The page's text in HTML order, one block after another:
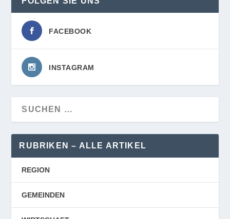
FACEBOOK
INSTAGRAM
RUBRIKEN – ALLE ARTIKEL
REGION
GEMEINDEN